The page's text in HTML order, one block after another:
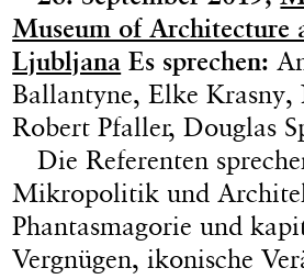
Museum of Architecture
Ljubljana Es sprechen:
Ballantyne, Elke
Robert Pfaller, Douglas
Die Referenten
Mikropolitik und
Phantasmagorie und
Vergnügen, ikonische